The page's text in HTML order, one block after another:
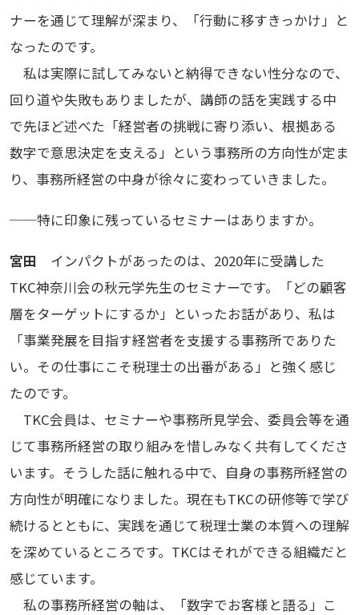
ナーを通じて理解が深まり、「行動に移すきっかけ」と
なったのです。
私は実際に試してみないと納得できない性分なので、
回り道や失敗もありましたが、講師の話を実践する中
で先ほど述べた「経営者の挑戦に寄り添い、根拠ある
数字で意思決定を支える」という事務所の方向性が定ま
り、事務所経営の中身が徐々に変わっていきました。
──特に印象に残っているセミナーはありますか。
宮田 インパクトがあったのは、2020年に受講した
TKC神奈川会の秋元学先生のセミナーです。「どの顧客
層をターゲットにするか」といったお話があり、私は
「事業発展を目指す経営者を支援する事務所でありた
い。その仕事にこそ税理士の出番がある」と強く感じ
たのです。
TKC会員は、セミナーや事務所見学会、委員会等を通
じて事務所経営の取り組みを惜しみなく共有してくださ
います。そうした話に触れる中で、自身の事務所経営の
方向性が明確になりました。現在もTKCの研修等で学び
続けるとともに、実践を通じて税理士業の本質への理解
を深めているところです。TKCはそれができる組織だと
感じています。
私の事務所経営の軸は、「数字でお客様と語る」こ